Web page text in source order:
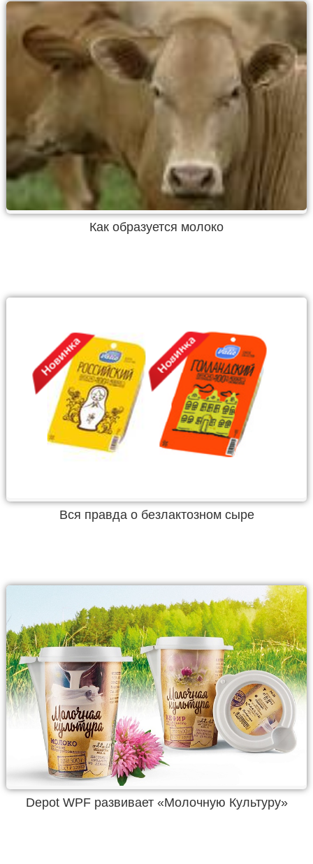
Как образуется молоко
Вся правда о безлактозном сыре
Depot WPF развивает «Молочную Культуру»